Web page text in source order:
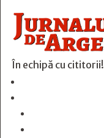
În echipă cu cititorii!